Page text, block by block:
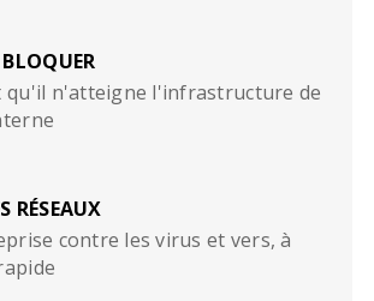
qu'il n'atteigne l'infrastructure de
RÉSEAUX
contre les virus et vers, à